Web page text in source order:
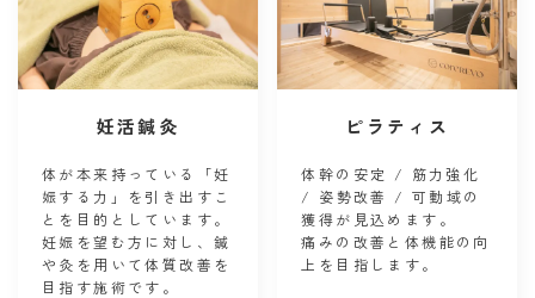
妊活鍼灸
体が本来持っている「妊
娠する力」を引き出すこ
とを目的としています。
妊娠を望む方に対し、鍼
や灸を用いて体質改善を
目指す施術です。
ピラティス
体幹の安定 / 筋力強化
/ 姿勢改善 / 可動域の
獲得が見込めます。
痛みの改善と体機能の向
上を目指します。